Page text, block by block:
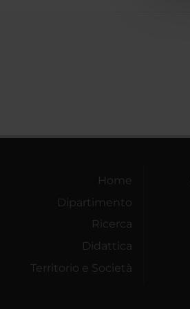
Home
Dipartimento
Ricerca
Didattica
Territorio e Società